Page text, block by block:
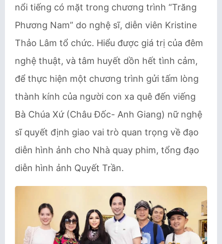
nổi tiếng có mặt trong chương trình “Trăng
Phương Nam” do nghệ sĩ, diễn viên Kristine
Thảo Lâm tổ chức. Hiểu được giá trị của đêm
nghệ thuật, và tâm huyết dồn hết tình cảm,
để thực hiện một chương trình gửi tấm lòng
thành kính của người con xa quê đến viếng
Bà Chúa Xứ (Châu Đốc- Anh Giang) nữ nghệ
sĩ quyết định giao vai trò quan trọng về đạo
diễn hình ảnh cho Nhà quay phim, tổng đạo
diễn hình ảnh Quyết Trần.